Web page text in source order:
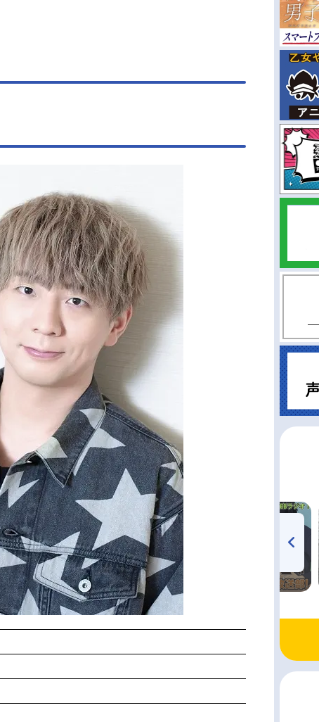
TVアニメ『戦隊大失格』
radio 大直会 2nd season